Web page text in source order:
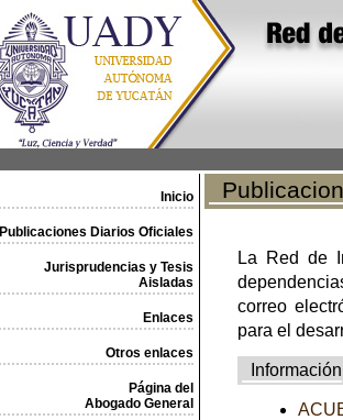
Inicio
Publicaciones Diarios Oficiales
Jurisprudencias y Tesis
Aisladas
Enlaces
Otros enlaces
Página del
Abogado General
La Red de
correo
para el
Información